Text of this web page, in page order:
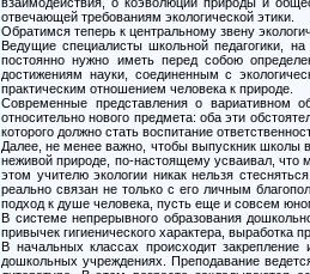
отвечающей требованиям экологической этики.
Обратимся теперь к центральному звену
Ведущие специалисты школьной педагогики,
постоянно нужно иметь перед собою
достижениям науки, соединенным с
практическим отношением человека к природе.
Современные представления о вариативном
относительно нового предмета: оба эти
которого должно стать воспитание
Далее, не менее важно, чтобы выпускник школы
неживой природе, по-настоящему усваивал,
этом учителю экологии никак нельзя
реально связан не только с его личным
подход к душе человека, пусть еще и совсем
В системе непрерывного образования
привычек гигиенического характера,
В начальных классах происходит
дошкольных учреждениях. Преподавание